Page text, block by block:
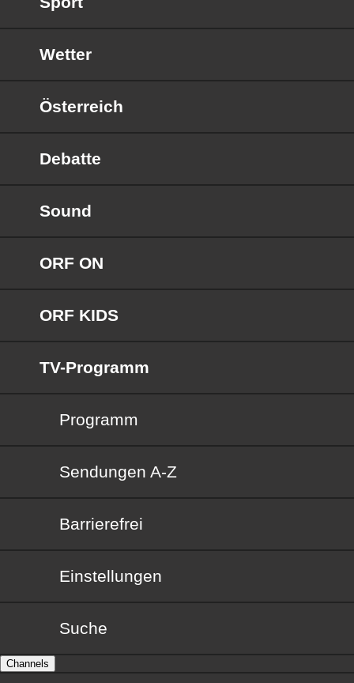
Wetter
Österreich
Debatte
Sound
ORF ON
ORF KIDS
TV-Programm
Programm
Sendungen von A bis Z
Sendungen A-Z
Barrierefrei
Barrierefrei
Einstellungen
Suche
Channels